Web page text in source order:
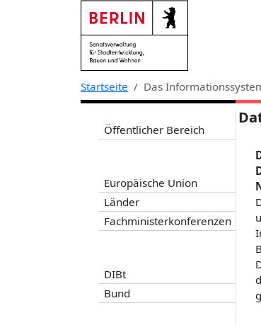
Startseite Das
Öffentlicher Bereich
Europäische Union
Länder
Fachministerkonferenzen
DIBt
Bund